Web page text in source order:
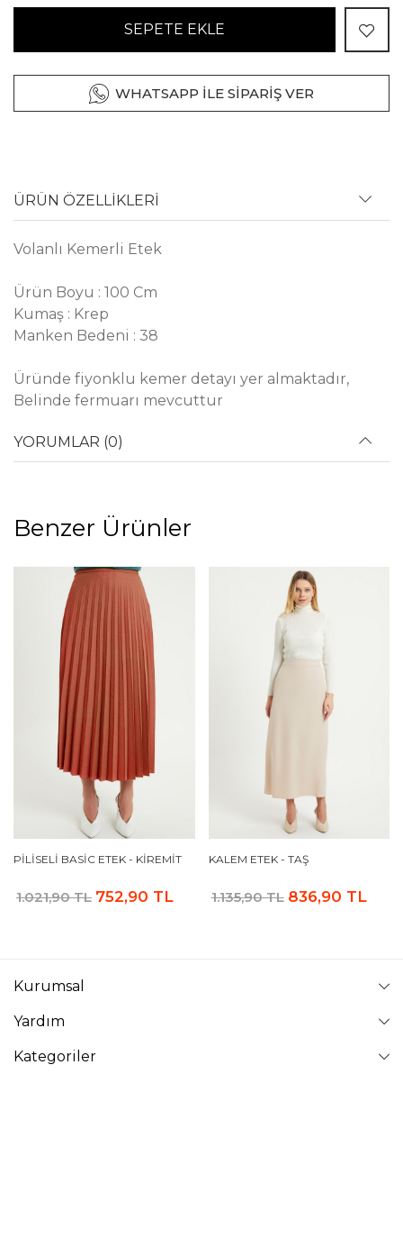
SEPETE EKLE
WHATSAPP İLE SİPARİŞ VER
ÜRÜN ÖZELLİKLERİ
Volanlı Kemerli Etek
Ürün Boyu : 100 Cm
Kumaş : Krep
Manken Bedeni : 38
Üründe fiyonklu kemer detayı yer almaktadır,
Belinde fermuarı mevcuttur
YORUMLAR (0)
Benzer Ürünler
PILISELI BASIC ETEK - KIREMIT
1.021,90 TL 752,90 TL
KALEM ETEK - TAŞ
1.135,90 TL 836,90 TL
Kurumsal
Yardım
Kategoriler